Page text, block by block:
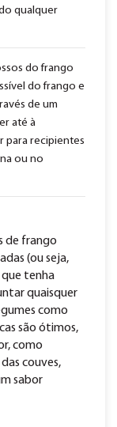
qualquer
do frango
do frango e
de um
até à
para recipientes
ou no
de frango
(ou seja,
que tenha
quaisquer
como
são ótimos,
como
couves,
sabor